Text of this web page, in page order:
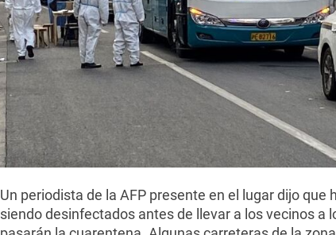
Un periodista de la AFP presente en el lugar dijo que
siendo desinfectados antes de llevar a los vecinos a